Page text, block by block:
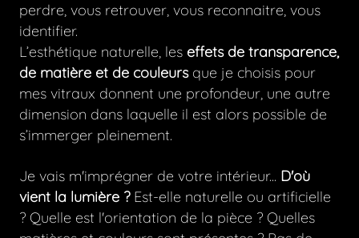
perdre, vous retrouver, vous reconnaitre, vous
identifier.
L’esthétique naturelle, les effets de transparence,
de matière et de couleursque je choisis pour
mes vitraux donnent une profondeur, une autre
dimension dans laquelle il est alors possible de
s’immerger pleinement.
Je vais m'imprégner de votre intérieur... D'où
vient la lumière ?Est-elle naturelle ou artificielle
? Quelle est l'orientation de la pièce ? Quelles